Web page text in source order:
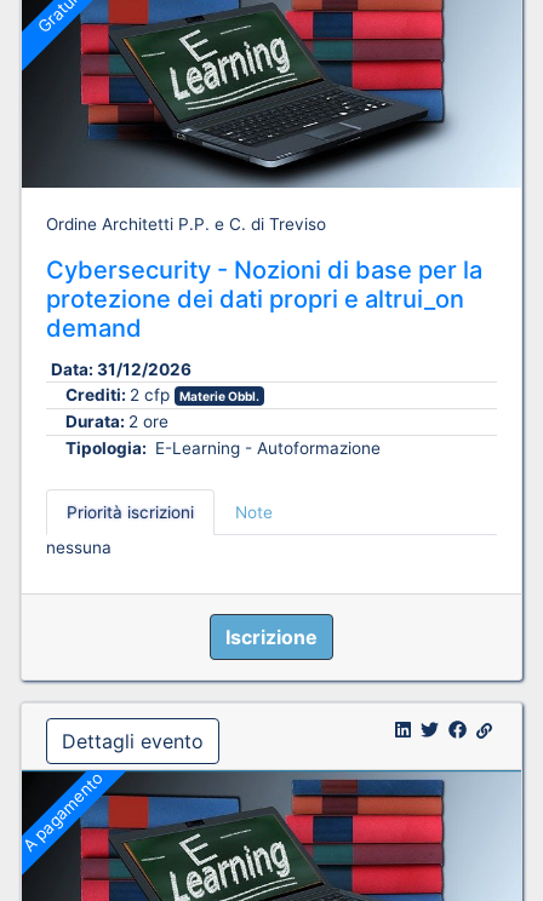
Ordine Architetti P.P. e C. di Treviso
Cybersecurity - Nozioni di base per la
protezione dei dati propri e altrui_on
demand
Data: 31/12/2026
Crediti: 2 cfp Materie Obbl.
Durata: 2 ore
Tipologia: E-Learning - Autoformazione
Priorità iscrizioni
Note
nessuna
Iscrizione
Dettagli evento
A pagamento